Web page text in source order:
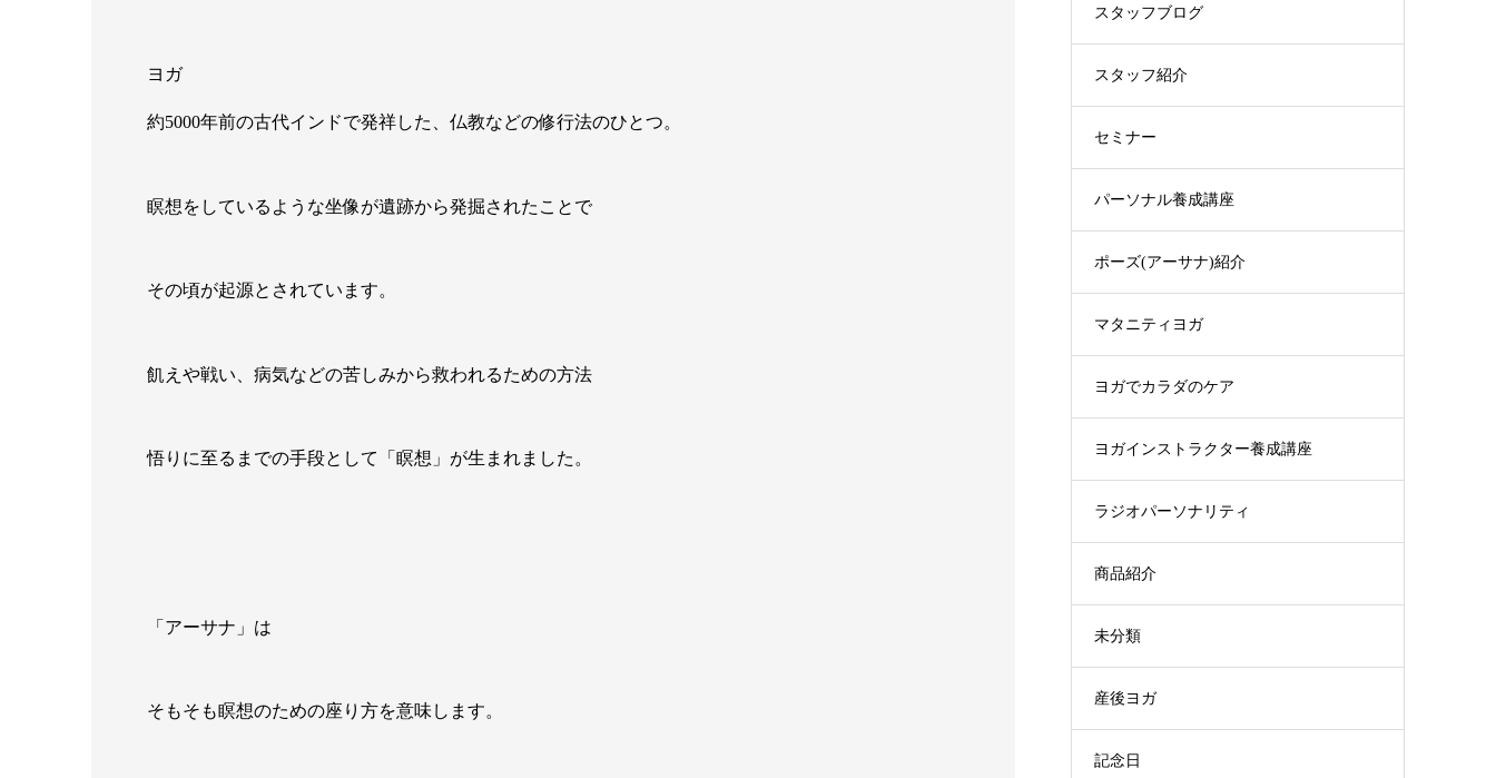
ヨガ
約5000年前の古代インドで発祥した、仏教などの修行法のひとつ。
瞑想をしているような坐像が遺跡から発掘されたことで
その頃が起源とされています。
飢えや戦い、病気などの苦しみから救われるための方法
悟りに至るまでの手段として「瞑想」が生まれました。
「アーサナ」は
そもそも瞑想のための座り方を意味します。
スタッフブログ
スタッフ紹介
セミナー
パーソナル養成講座
ポーズ(アーサナ)紹介
マタニティヨガ
ヨガでカラダのケア
ヨガインストラクター養成講座
ラジオパーソナリティ
商品紹介
未分類
産後ヨガ
記念日